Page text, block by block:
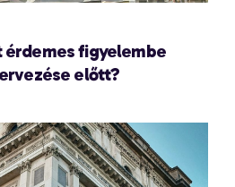
érdemes figyelembe
előtt?